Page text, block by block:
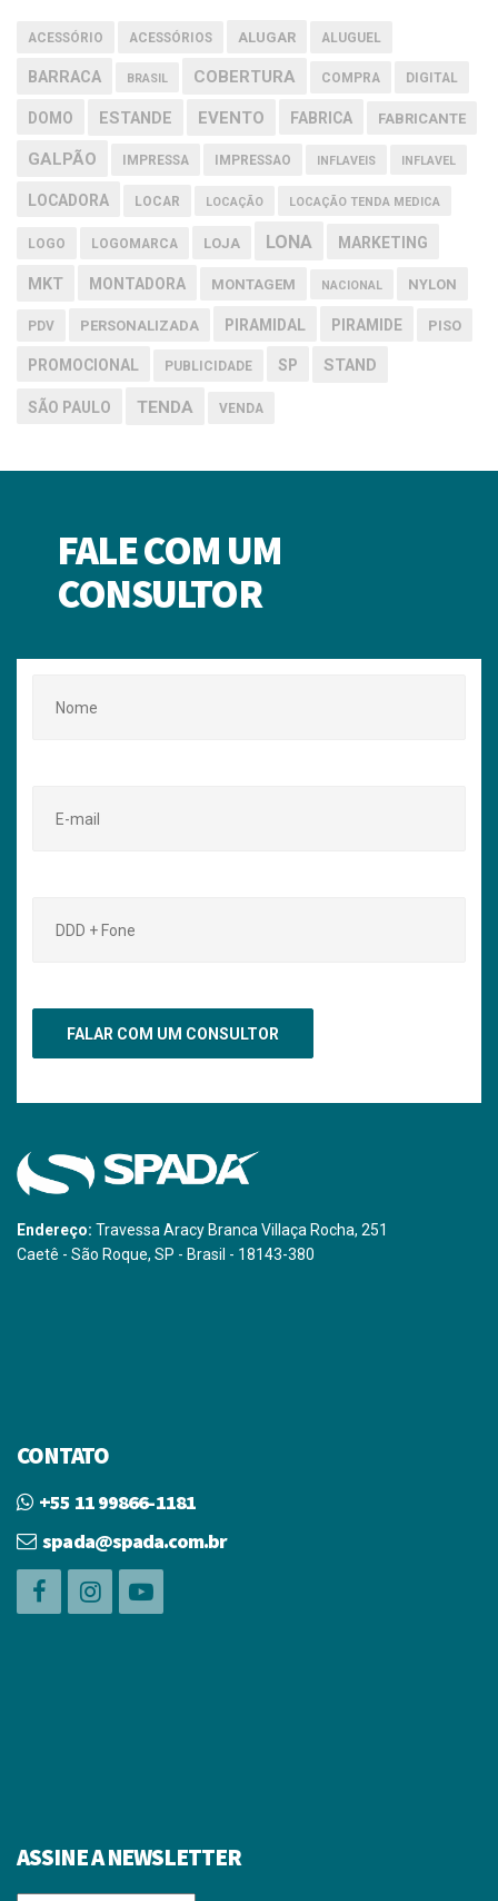
ACESSÓRIO ACESSÓRIOS ALUGAR ALUGUEL
BARRACA BRASIL COBERTURA COMPRA DIGITAL
DOMO ESTANDE EVENTO FABRICA FABRICANTE
GALPÃO IMPRESSA IMPRESSAO INFLAVEIS INFLAVEL
LOCADORA LOCAR LOCAÇÃO LOCAÇÃO TENDA MEDICA
LOGO LOGOMARCA LOJA LONA MARKETING
MKT MONTADORA MONTAGEM NACIONAL NYLON
PDV PERSONALIZADA PIRAMIDAL PIRAMIDE PISO
PROMOCIONAL PUBLICIDADE SP STAND
SÃO PAULO TENDA VENDA
FALE COM UM
CONSULTOR
Endereço: Travessa Aracy Branca Villaça Rocha, 251
Caetê - São Roque, SP - Brasil - 18143-380
CONTATO
+55 11 99866-1181
spada@spada.com.br
ASSINE A NEWSLETTER